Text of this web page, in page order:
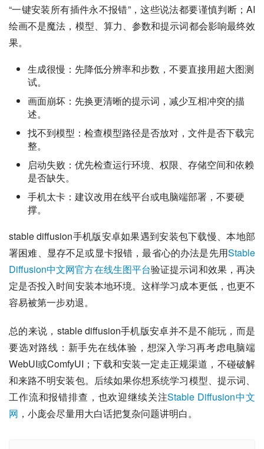
“一键安装所有插件永不报错”，这些说法都要谨慎判断；AI
绘画不是魔法，模型、算力、参数和提示词都会影响最终效
果。
生成很慢：先降低分辨率和步数，不要直接用超大图测
试。
画面崩坏：先换更清晰的提示词，减少互相冲突的描
述。
找不到模型：检查模型路径是否放对，文件是否下载完
整。
启动失败：优先检查运行环境、权限、存储空间和依赖
是否缺失。
手机太卡：建议改用在线平台或电脑端部署，不要硬
撑。
stable diffusion手机版安卓如果遇到安装包下载慢、本地部
署困难、显存不足或显卡报错，最省心的办法是先用Stable
Diffusion中文网官方在线生图平台验证提示词和效果，再决
定是否投入时间安装本地环境。这样学习成本更低，也更不
容易被第一步劝退。
总的来说，stable diffusion手机版安卓并不是不能玩，而是
要选对路线：新手先在线体验，想深入学习再考虑电脑端
WebUI或ComfyUI；下载和安装一定走正规渠道，不碰破解
和来路不明安装包。后续如果你想系统学习模型、提示词、
工作流和报错排查，也欢迎继续关注Stable Diffusion中文
网 ，小庞会尽量用大白话把复杂问题讲明白。